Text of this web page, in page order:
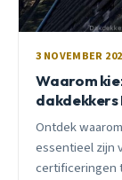
3 NOVEMBER
Waarom
dakdekkers
Ontdek
essentieel zijn
certificeringen